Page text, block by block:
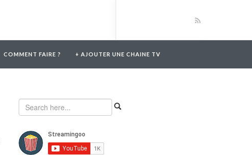
COMMENT FAIRE ? + AJOUTER UNE CHAINE TV